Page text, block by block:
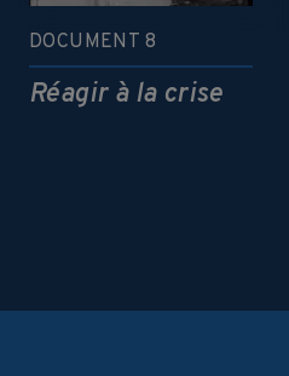
DOCUMENT 8
Réagir à la crise